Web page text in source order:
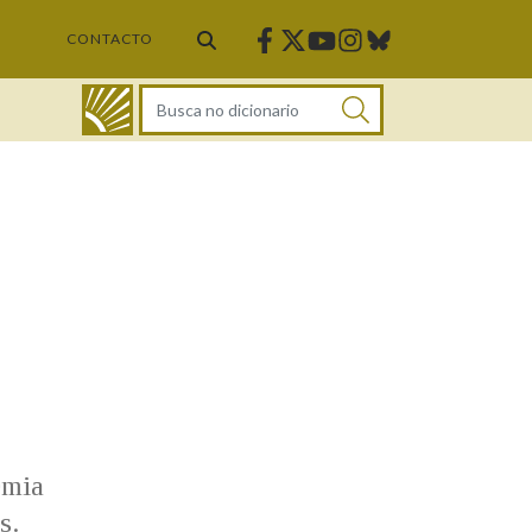
CONTACTO Facebook
Twitter
Youtube
Instagram
Bluesky
DICIONARIO